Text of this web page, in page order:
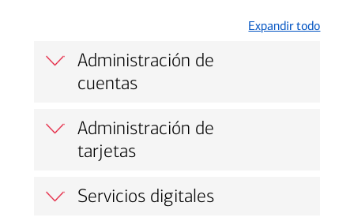
Expandir todo
Administración de
cuentas
Administración de
tarjetas
Servicios digitales